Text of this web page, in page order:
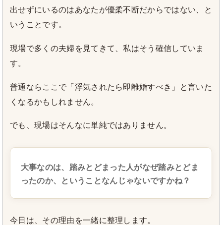
出せずにいるのはあなたが優柔不断だからではない、と
いうことです。
現場で多くの夫婦を見てきて、私はそう確信していま
す。
普通ならここで「浮気されたら即離婚すべき」と言いた
くなるかもしれません。
でも、現場はそんなに単純ではありません。
大事なのは、踏みとどまった人がなぜ踏みとどま
ったのか、ということなんじゃないですかね？
今日は、その理由を一緒に整理します。